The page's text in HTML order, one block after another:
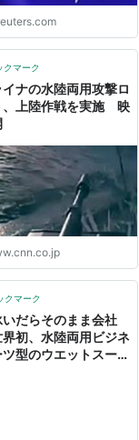
クマーク
ナの水陸両用攻撃ロ
、上陸作戦を実施 映
クマーク
だらそのまま会社
初、水陸両用ビジネ
ツ型のウエットスーツ